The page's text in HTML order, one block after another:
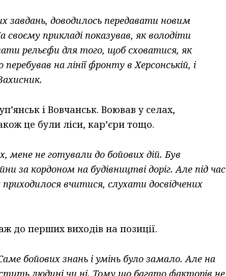
завдань, доводилось передавати новим
прикладі показував, як володіти
рельєфи для того, щоб сховатися, як
на лінії фронту в Херсонській, і
і Вовчанськ. Воював у селах,
це були ліси, кар’єри тощо.
мене не готували до бойових дій. Був
за кордоном на будівництві доріг. Але під час
приходилося вчитися, слухати досвідчених
до перших виходів на позиції.
бойових знань і умінь було замало. Але на
людині чи ні. Тому що багато факторів не